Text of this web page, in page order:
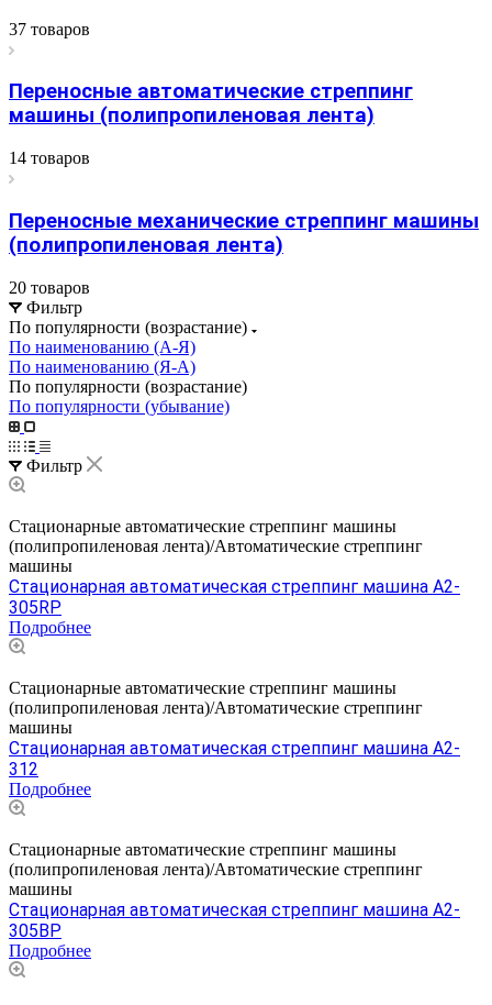
37 товаров
Переносные автоматические стреппинг
машины (полипропиленовая лента)
14 товаров
Переносные механические стреппинг машины
(полипропиленовая лента)
20 товаров
Фильтр
По популярности (возрастание)
По наименованию (А-Я)
По наименованию (Я-А)
По популярности (возрастание)
По популярности (убывание)
Фильтр
Стационарные автоматические стреппинг машины
(полипропиленовая лента)/Автоматические стреппинг
машины
Стационарная автоматическая стреппинг машина A2-
305RP
Подробнее
Стационарные автоматические стреппинг машины
(полипропиленовая лента)/Автоматические стреппинг
машины
Стационарная автоматическая стреппинг машина A2-
312
Подробнее
Стационарные автоматические стреппинг машины
(полипропиленовая лента)/Автоматические стреппинг
машины
Стационарная автоматическая стреппинг машина A2-
305BP
Подробнее